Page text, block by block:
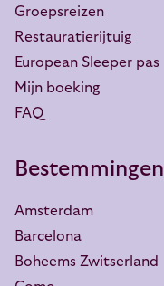
Groepsreizen
Restauratierijtuig
European Sleeper pas
Mijn boeking
FAQ
Bestemmingen
Amsterdam
Barcelona
Boheems Zwitserland